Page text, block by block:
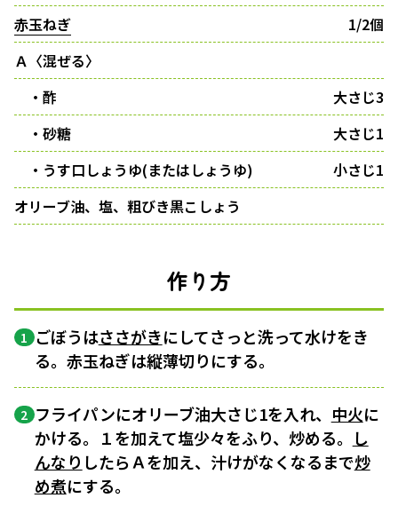
赤玉ねぎ
1/2個
Ａ〈混ぜる〉
・酢
大さじ3
・砂糖
大さじ1
・うす口しょうゆ(またはしょうゆ)
小さじ1
オリーブ油、塩、粗びき黒こしょう
作り方
1 ごぼうはささがきにしてさっと洗って水けをき
る。赤玉ねぎは縦薄切りにする。
2 フライパンにオリーブ油大さじ1を入れ、 中火に
かける。１を加えて塩少々をふり、炒める。 し
んなり したらＡを加え、汁けがなくなるまで炒
め煮にする。